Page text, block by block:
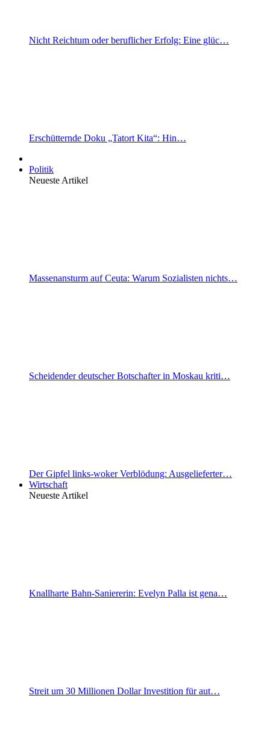
Nicht Reichtum oder beruflicher Erfolg: Eine glüc…
Erschütternde Doku „Tatort Kita“: Hin…
Politik
Neueste Artikel
Massenansturm auf Ceuta: Warum Sozialisten nichts…
Scheidender deutscher Botschafter in Moskau kriti…
Der Gipfel links-woker Verblödung: Ausgelieferter…
Wirtschaft
Neueste Artikel
Knallharte Bahn-Saniererin: Evelyn Palla ist gena…
Streit um 30 Millionen Dollar Investition für aut…